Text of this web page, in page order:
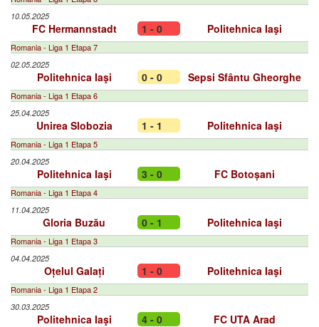
10.05.2025
FC Hermannstadt 1 - 0 Politehnica Iaşi
Romania - Liga 1 Etapa 7
02.05.2025
Politehnica Iaşi 0 - 0 Sepsi Sfântu Gheorghe
Romania - Liga 1 Etapa 6
25.04.2025
Unirea Slobozia 1 - 1 Politehnica Iaşi
Romania - Liga 1 Etapa 5
20.04.2025
Politehnica Iaşi 3 - 0 FC Botoșani
Romania - Liga 1 Etapa 4
11.04.2025
Gloria Buzău 0 - 1 Politehnica Iaşi
Romania - Liga 1 Etapa 3
04.04.2025
Oțelul Galați 1 - 0 Politehnica Iaşi
Romania - Liga 1 Etapa 2
30.03.2025
Politehnica Iaşi 4 - 0 FC UTA Arad